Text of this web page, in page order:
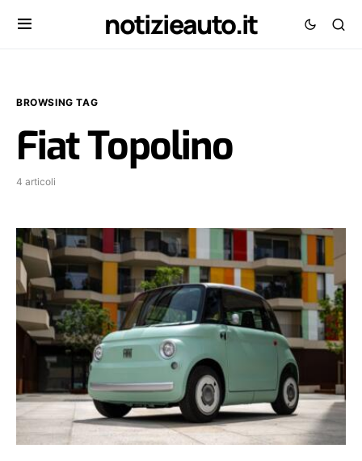
notizieauto.it
BROWSING TAG
Fiat Topolino
4 articoli